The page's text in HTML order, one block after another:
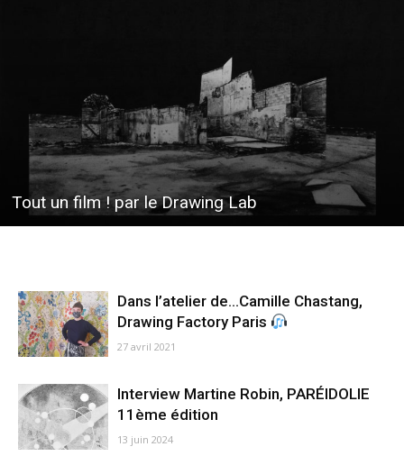
Tout un film ! par le Drawing Lab
Dans l’atelier de…Camille Chastang,
Drawing Factory Paris
27 avril 2021
Interview Martine Robin, PARÉIDOLIE
11ème édition
13 juin 2024